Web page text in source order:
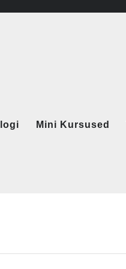
Mini Kursused